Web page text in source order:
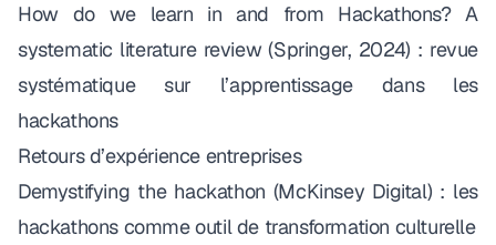
How do we learn in and from Hackathons? A
systematic literature review(Springer, 2024) : revue
systématique sur l’apprentissage dans les
hackathons
Retours d’expérience entreprises
Demystifying the hackathon (McKinsey Digital) : les
hackathons comme outil de transformation culturelle